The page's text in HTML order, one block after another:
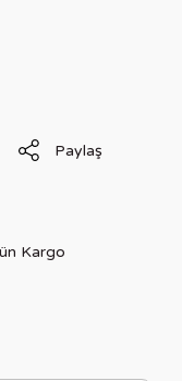
Paylaş
Kargo